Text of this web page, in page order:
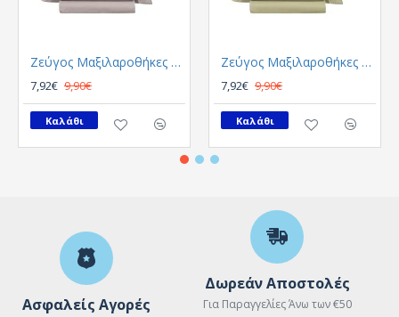
Ζεύγος Μαξιλαροθήκες GUY LAROCHE Melanze
7,92€ 9,90€
Καλάθι
Ζεύγος Μαξιλαροθήκες GUY LAROCHE Olive
7,92€ 9,90€
Καλάθι
Ασφαλείς Αγορές
Δωρεάν Αποστολές
Για Παραγγελίες Άνω των €50